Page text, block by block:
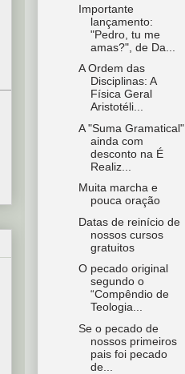
Importante
lançamento:
"Pedro, tu me
amas?", de Da...
A Ordem das
Disciplinas: A
Física Geral
Aristotéli...
A "Suma Gramatical"
ainda com
desconto na É
Realiz...
Muita marcha e
pouca oração
Datas de reinício de
nossos cursos
gratuitos
O pecado original
segundo o
“Compêndio de
Teologia...
Se o pecado de
nossos primeiros
pais foi pecado
de...